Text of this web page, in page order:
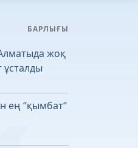
БАРЛЫҒЫ
жоқ
ұсталды
ең “қымбат“